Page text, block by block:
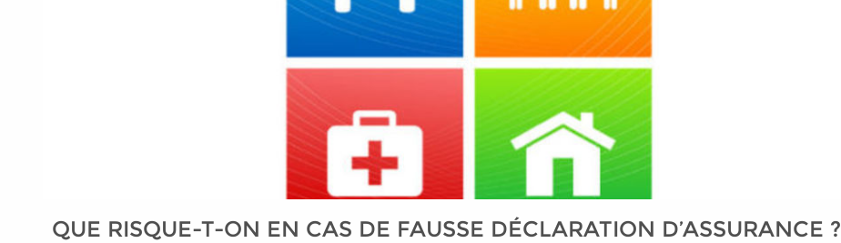
QUE RISQUE-T-ON EN CAS DE FAUSSE DÉCLARATION D’ASSURANCE ?